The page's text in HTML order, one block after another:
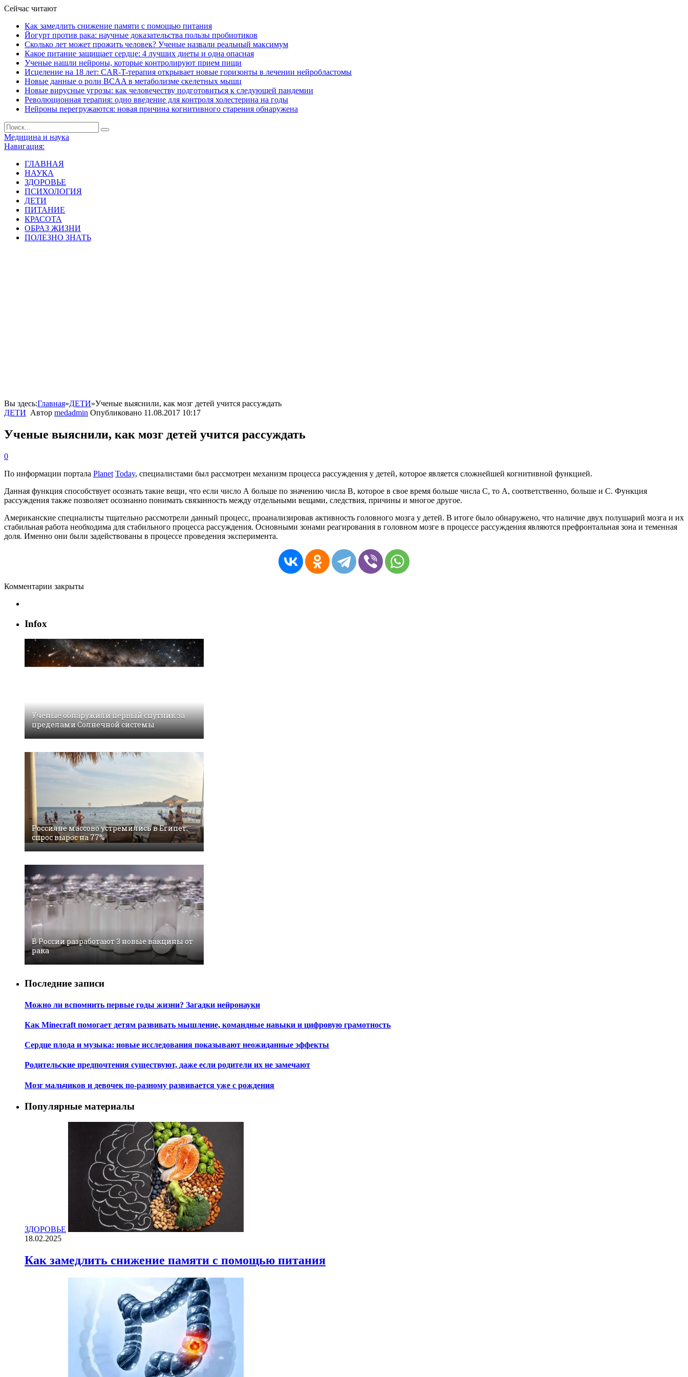
Сейчас читают
Как замедлить снижение памяти с помощью питания
Йогурт против рака: научные доказательства пользы пробиотиков
Сколько лет может прожить человек? Ученые назвали реальный максимум
Какое питание защищает сердце: 4 лучших диеты и одна опасная
Ученые нашли нейроны, которые контролируют прием пищи
Исцеление на 18 лет: CAR-T-терапия открывает новые горизонты в лечении нейробластомы
Новые данные о роли BCAA в метаболизме скелетных мышц
Новые вирусные угрозы: как человечеству подготовиться к следующей пандемии
Революционная терапия: одно введение для контроля холестерина на годы
Нейроны перегружаются: новая причина когнитивного старения обнаружена
Медицина и наука
Навигация:
ГЛАВНАЯ
НАУКА
ЗДОРОВЬЕ
ПСИХОЛОГИЯ
ДЕТИ
ПИТАНИЕ
КРАСОТА
ОБРАЗ ЖИЗНИ
ПОЛЕЗНО ЗНАТЬ
Вы здесь:Главная»ДЕТИ»Ученые выяснили, как мозг детей учится рассуждать
ДЕТИ Автор medadmin Опубликовано 11.08.2017 10:17
Ученые выяснили, как мозг детей учится рассуждать
0
По информации портала Planet Today, специалистами был рассмотрен механизм процесса рассуждения у детей, которое является сложнейшей когнитивной функцией.
Данная функция способствует осознать такие вещи, что если число А больше по значению числа В, которое в свое время больше числа С, то А, соответственно, больше и С. Функция
рассуждения также позволяет осознанно понимать связанность между отдельными вещами, следствия, причины и многое другое.
Американские специалисты тщательно рассмотрели данный процесс, проанализировав активность головного мозга у детей. В итоге было обнаружено, что наличие двух полушарий мозга и их
стабильная работа необходима для стабильного процесса рассуждения. Основными зонами реагирования в головном мозге в процессе рассуждения являются префронтальная зона и теменная
доля. Именно они были задействованы в процессе проведения эксперимента.
Комментарии закрыты
Infox
Ученые обнаружили первый спутник за
пределами Солнечной системы
Россияне массово устремились в Египет:
спрос вырос на 77%
В России разработают 3 новые вакцины от
рака
Последние записи
Можно ли вспомнить первые годы жизни? Загадки нейронауки
Как Minecraft помогает детям развивать мышление, командные навыки и цифровую грамотность
Сердце плода и музыка: новые исследования показывают неожиданные эффекты
Родительские предпочтения существуют, даже если родители их не замечают
Мозг мальчиков и девочек по-разному развивается уже с рождения
Популярные материалы
ЗДОРОВЬЕ
18.02.2025
Как замедлить снижение памяти с помощью питания